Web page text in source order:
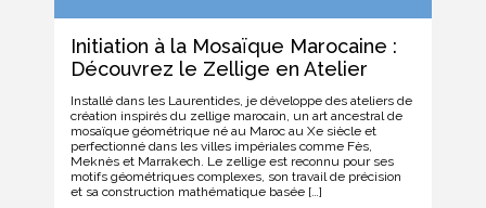
Initiation à la Mosaïque Marocaine :
Découvrez le Zellige en Atelier
Installé dans les Laurentides, je développe des ateliers de
création inspirés du zellige marocain, un art ancestral de
mosaïque géométrique né au Maroc au Xe siècle et
perfectionné dans les villes impériales comme Fès,
Meknès et Marrakech. Le zellige est reconnu pour ses
motifs géométriques complexes, son travail de précision
et sa construction mathématique basée […]